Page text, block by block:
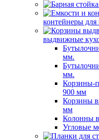
контейнеры для
выдвижные
мм.
мм.
Корзины-
900 мм
Корзины
мм
Колонны
Угловые